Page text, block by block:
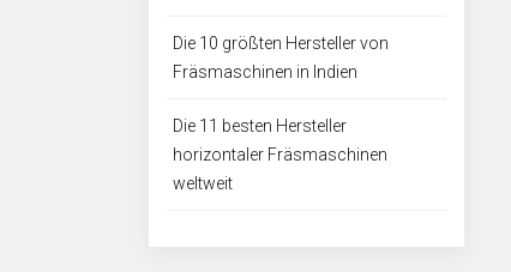
Die 10 größten Hersteller von
Fräsmaschinen in Indien
Die 11 besten Hersteller
horizontaler Fräsmaschinen
weltweit